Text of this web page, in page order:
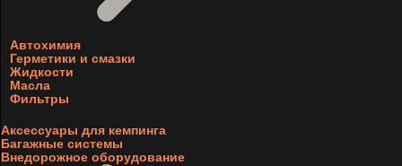
Автохимия
Герметики и смазки
Жидкости
Масла
Фильтры
Аксессуары для кемпинга
Багажные системы
Внедорожное оборудование